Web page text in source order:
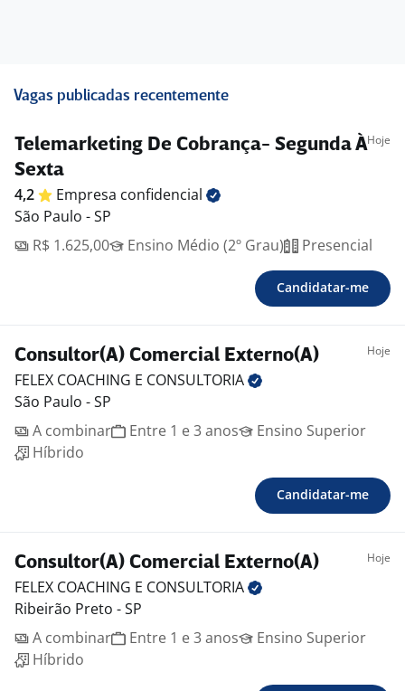
Vagas publicadas recentemente
Telemarketing De Cobrança- Segunda À
Sexta
Hoje
4,2 Empresa confidencial
São Paulo - SP
R$ 1.625,00
Ensino Médio (2º Grau) Presencial
Candidatar-me
Consultor(A) Comercial Externo(A) Hoje
FELEX COACHING E CONSULTORIA
São Paulo - SP
A combinar
Entre 1 e 3 anos
Ensino Superior
Híbrido
Candidatar-me
Consultor(A) Comercial Externo(A) Hoje
FELEX COACHING E CONSULTORIA
Ribeirão Preto - SP
A combinar
Entre 1 e 3 anos
Ensino Superior
Híbrido